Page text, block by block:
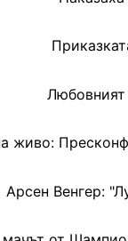
живо:
Арсен Венгер: